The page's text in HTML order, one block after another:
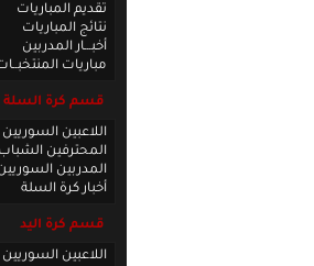
تقديم المباريات
نتائج المباريات
أخبـــار المدربين
مباريات
قسم كرة السلة
اللاعبين
المحترفين
المدربين
أخبار كرة السلة
قسم كرة اليد
اللاعبين